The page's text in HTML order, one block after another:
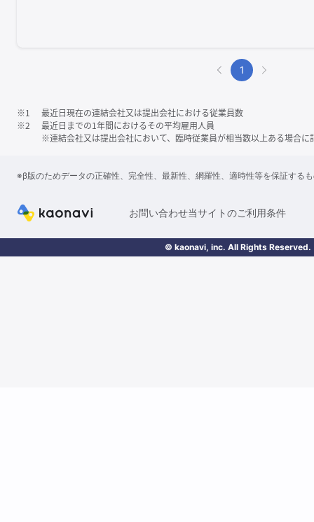
1
※1
最近日現在の連結会社又は提出会社における従業員数
※2
最近日までの1年間におけるその平均雇用人員
※連結会社又は提出会社において、臨時従業員が相当数以上ある場合に
※β版のためデータの正確性、完全性、最新性、網羅性、適時性等を保証する
お問い合わせ当サイトのご利用条件
© kaonavi, inc. All Rights Reserved.